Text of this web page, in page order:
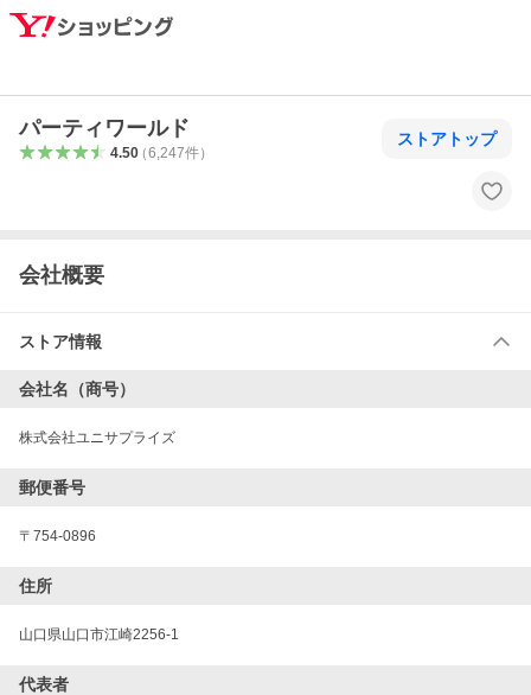
パーティワールド
4.50（6,247件）
ストアトップ
会社概要
ストア情報
会社名（商号）
株式会社ユニサプライズ
郵便番号
〒 754-0896
住所
山口県山口市江崎2256-1
代表者